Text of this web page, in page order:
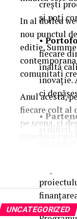
crești
și poți
•
fiecare
înaltă
inovație.
ci
•
și dificil.
In al doilea
nou punctul
editie,
comunitati
Anul acesta,
fiecare colt al
pe scena, ci
Trei scene.
Orange
sensibilitatea
UNCATEGORIZED